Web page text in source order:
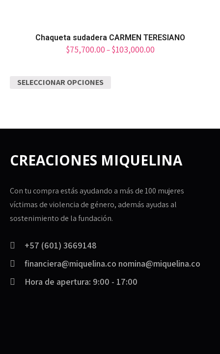
Chaqueta sudadera CARMEN TERESIANO
$75,700.00 – $103,000.00
SELECCIONAR OPCIONES
CREACIONES MIQUELINA
Con tu compra estás ayudando a más de 100 mujeres
víctimas de violencia de género, además ayudas al
sostenimiento de la fundación.
+57 (601) 3669148
financiera@miquelina.co nomina@miquelina.co
Hora de apertura: 9:00 - 17:00